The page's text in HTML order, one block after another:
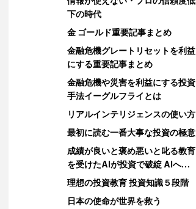
下の時代
金 ゴールド重要記事まとめ
金融危機グレートリセットを利益
にする重要記事まとめ
金融危機や災害を利益にする投資
手法イーグルフライとは
リアルインテリジェンスの使い方
最初に読む一番大事な投資の極意
成績が良いと褒め悪いと叱る教育
を受けたAIが投資で破綻 AIへの
教育
理想の投資教育 投資知識５段階
日本の使命が世界を救う